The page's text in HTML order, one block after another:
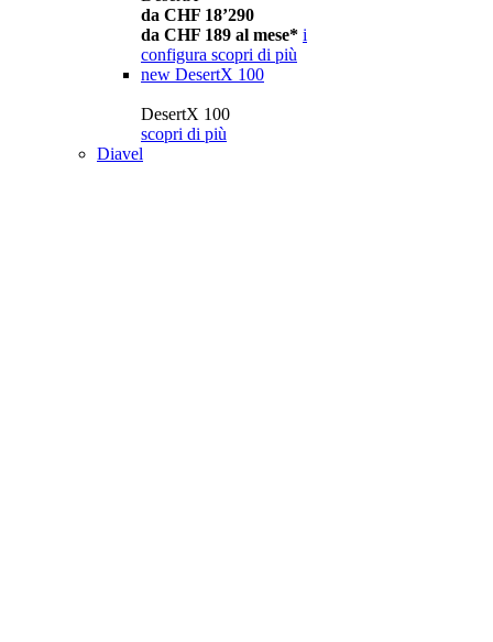
da CHF 18’290
da CHF 189 al mese* i
configura scopri di più
new DesertX 100
DesertX 100
scopri di più
Diavel